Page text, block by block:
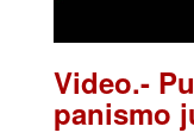
Video.-
panismo